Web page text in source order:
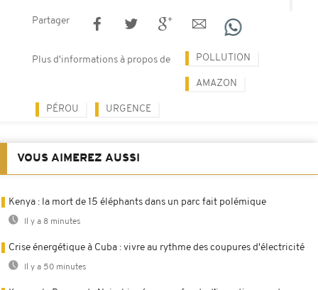
Partager
Plus d'informations à propos de POLLUTION
AMAZON
PÉROU URGENCE
VOUS AIMEREZ AUSSI
Kenya : la mort de 15 éléphants dans un parc fait polémique
Il y a 8 minutes
Crise énergétique à Cuba : vivre au rythme des coupures d'électricité
Il y a 50 minutes